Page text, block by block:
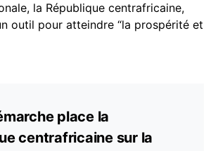
la République centrafricaine,
outil pour atteindre “la prospérité et
place la
centrafricaine sur la